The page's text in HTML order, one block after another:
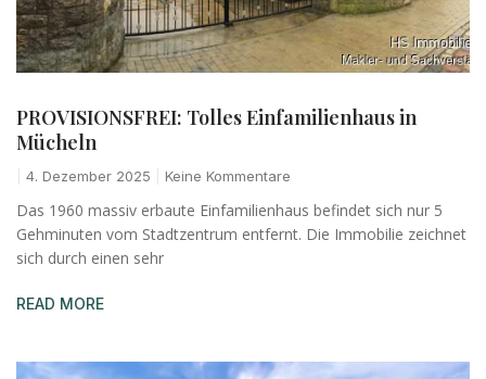
PROVISIONSFREI: Tolles Einfamilienhaus in
Mücheln
4. Dezember 2025 Keine Kommentare
Das 1960 massiv erbaute Einfamilienhaus befindet sich nur 5
Gehminuten vom Stadtzentrum entfernt. Die Immobilie zeichnet
sich durch einen sehr
READ MORE